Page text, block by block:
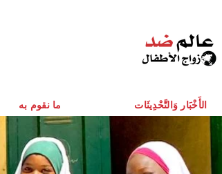
ما نقوم به الأَخْبَار وَالتَّحْدِيثَات